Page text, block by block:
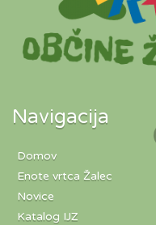
Navigacija
Domov
Enote vrtca Žalec
Novice
Katalog IJZ